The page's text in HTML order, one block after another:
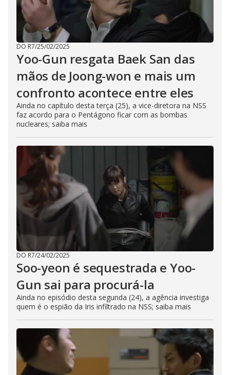
DO R7/25/02/2025
Yoo-Gun resgata Baek San das
mãos de Joong-won e mais um
confronto acontece entre eles
Ainda no capítulo desta terça (25), a vice-diretora na NSS
faz acordo para o Pentágono ficar com as bombas
nucleares; saiba mais
DO R7/24/02/2025
Soo-yeon é sequestrada e Yoo-
Gun sai para procurá-la
Ainda no episódio desta segunda (24), a agência investiga
quem é o espião da Iris infiltrado na NSS; saiba mais